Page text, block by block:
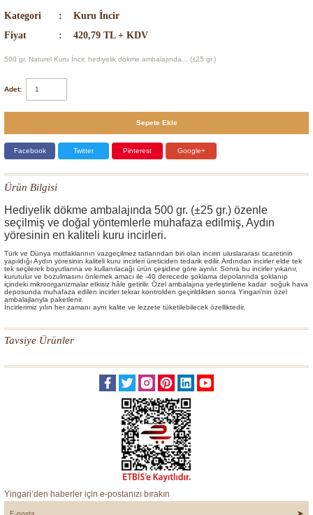
Kategori
Kuru İncir
Fiyat
420,79 TL + KDV
500 gr. Naturel Kuru İncir, hediyelik dökme ambalajında... (±25 gr.)
Adet:
Sepete Ekle
Facebook Twitter Pinterest Google+
Ürün Bilgisi
Hediyelik dökme ambalajında 500 gr. (±25 gr.) özenle
seçilmiş ve doğal yöntemlerle muhafaza edilmiş, Aydın
yöresinin en kaliteli kuru incirleri.
Türk ve Dünya mutfaklarının vazgeçilmez tatlarından biri olan incirin uluslararası ticaretinin
yapıldığı Aydın yöresinin kaliteli kuru incirleri üreticiden tedarik edilir. Ardından incirler elde tek
tek seçilerek boyutlarına ve kullanılacağı ürün çeşidine göre ayrılır. Sonra bu incirler yıkanır,
kurutulur ve bozulmasını önlemek amacı ile -40 derecede şoklama depolarında şoklanıp
içindeki mikroorganizmalar etkisiz hâle getirilir. Özel ambalajına yerleştirilene kadar soğuk hava
deposunda muhafaza edilen incirler tekrar kontrolden geçirildikten sonra Yingari’nin özel
ambalajlarıyla paketlenir.
İncirlerimiz yılın her zamanı aynı kalite ve lezzete tüketilebilecek özelliktedir.
Tavsiye Ürünler
Naturel Kuru İncir - Ahşap Kutu 800 gr.
TÜKENDİ
Yingari’den haberler için e-postanızı bırakın